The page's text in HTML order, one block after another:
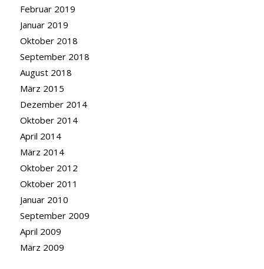
Februar 2019
Januar 2019
Oktober 2018
September 2018
August 2018
März 2015
Dezember 2014
Oktober 2014
April 2014
März 2014
Oktober 2012
Oktober 2011
Januar 2010
September 2009
April 2009
März 2009